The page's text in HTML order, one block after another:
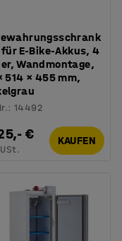
für E-Bike-Akkus, 4
Wandmontage,
514 × 455 mm,
:14492
€ KAUFEN